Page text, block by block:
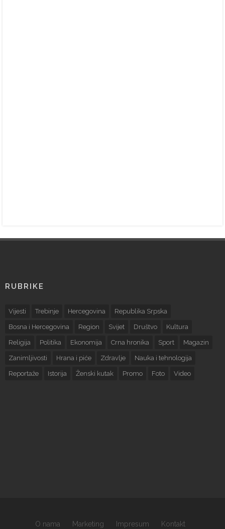
RUBRIKE
Vijesti Trebinje Hercegovina Republika Srpska
Bosna i Hercegovina Region Svijet Društvo Kultura
Religija Politika Ekonomija Crna hronika Sport Magazin
Zanimljivosti Hrana i piće Zdravlje Nauka i tehnologija
Reportaže Istorija Ženski kutak Promo Foto Video
O nama Marketing Impresum Kontakt